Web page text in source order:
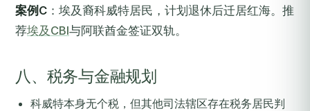
案例C ：埃及裔科威特居民，计划退休后迁居红海。推
荐埃及CBI与阿联酋金签证双轨。
八、税务与金融规划
科威特本身无个税，但其他司法辖区存在税务居民判